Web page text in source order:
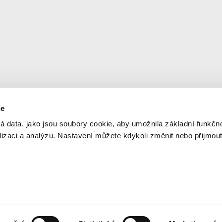
data, jako jsou soubory cookie, aby umožnila základní
a analýzu. Nastavení můžete kdykoli změnit nebo
Newsletter
Aktuální informace na váš e-mail
©